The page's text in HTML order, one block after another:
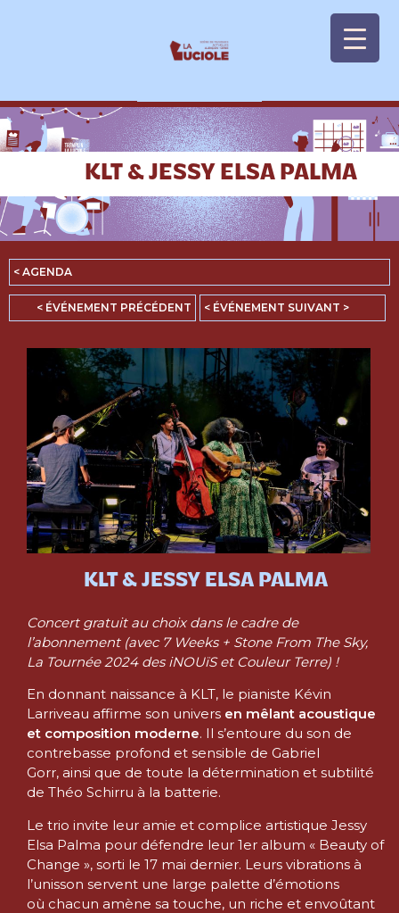
KLT & JESSY ELSA PALMA
< AGENDA
< ÉVÉNEMENT PRÉCÉDENT < ÉVÉNEMENT SUIVANT >
KLT & JESSY ELSA PALMA
Concert gratuit au choix dans le cadre de
l’abonnement (avec 7 Weeks + Stone From The Sky,
La Tournée 2024 des iNOUïS et Couleur Terre) !
En donnant naissance à KLT, le pianiste Kévin
Larriveau affirme son univers en mêlant acoustique
et composition moderne. Il s’entoure du son de
contrebasse profond et sensible de Gabriel
Gorr, ainsi que de toute la détermination et subtilité
de Théo Schirru à la batterie.
Le trio invite leur amie et complice artistique Jessy
Elsa Palma pour défendre leur 1er album « Beauty of
Change », sorti le 17 mai dernier. Leurs vibrations à
l’unisson servent une large palette d’émotions
où chacun amène sa touche, un riche et envoûtant